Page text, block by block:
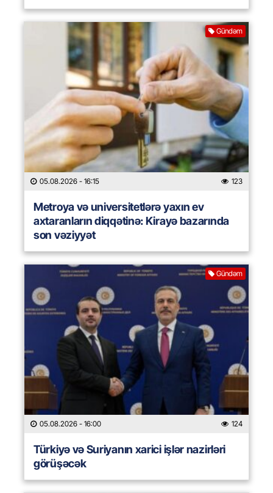
Gündəm
05.08.2026 - 16:15 123
Metroya və universitetlərə yaxın ev
axtaranların diqqətinə: Kirayə bazarında
son vəziyyət
Gündəm
05.08.2026 - 16:00 124
Türkiyə və Suriyanın xarici işlər nazirləri
görüşəcək